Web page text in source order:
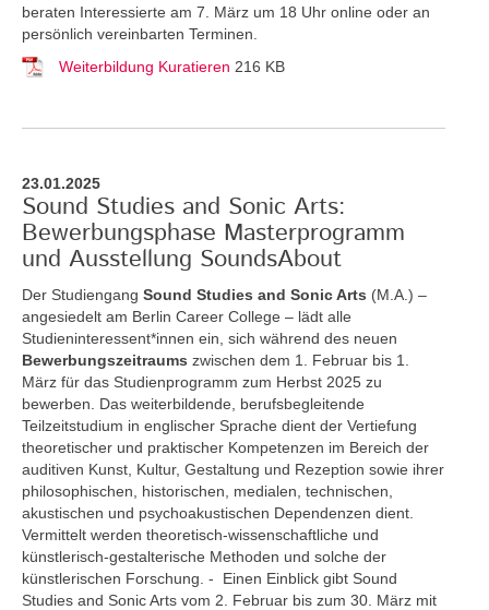
beraten Interessierte am 7. März um 18 Uhr online oder an
persönlich vereinbarten Terminen.
Weiterbildung Kuratieren 216 KB
23.01.2025
Sound Studies and Sonic Arts:
Bewerbungsphase Masterprogramm
und Ausstellung SoundsAbout
Der Studiengang Sound Studies and Sonic Arts (M.A.) –
angesiedelt am Berlin Career College – lädt alle
Studieninteressent*innen ein, sich während des neuen
Bewerbungszeitraums zwischen dem 1. Februar bis 1.
März für das Studienprogramm zum Herbst 2025 zu
bewerben. Das weiterbildende, berufsbegleitende
Teilzeitstudium in englischer Sprache dient der Vertiefung
theoretischer und praktischer Kompetenzen im Bereich der
auditiven Kunst, Kultur, Gestaltung und Rezeption sowie ihrer
philosophischen, historischen, medialen, technischen,
akustischen und psychoakustischen Dependenzen dient.
Vermittelt werden theoretisch-wissenschaftliche und
künstlerisch-gestalterische Methoden und solche der
künstlerischen Forschung. - Einen Einblick gibt Sound
Studies and Sonic Arts vom 2. Februar bis zum 30. März mit